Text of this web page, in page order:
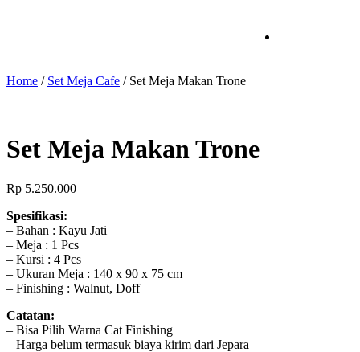
Home / Set Meja Cafe / Set Meja Makan Trone
Set Meja Makan Trone
Rp 5.250.000
Spesifikasi:
– Bahan : Kayu Jati
– Meja : 1 Pcs
– Kursi : 4 Pcs
– Ukuran Meja : 140 x 90 x 75 cm
– Finishing : Walnut, Doff
Catatan:
– Bisa Pilih Warna Cat Finishing
– Harga belum termasuk biaya kirim dari Jepara